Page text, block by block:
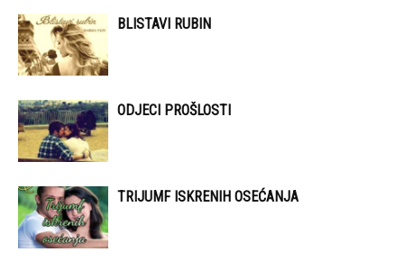
BLISTAVI RUBIN
ODJECI PROŠLOSTI
TRIJUMF ISKRENIH OSEĆANJA